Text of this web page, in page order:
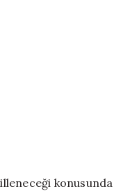
konusunda